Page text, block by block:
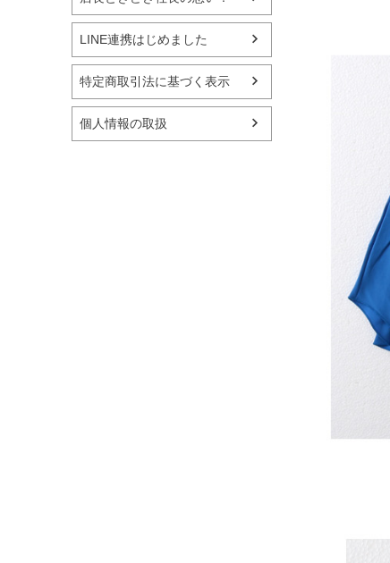
LINE連携はじめました
特定商取引法に基づく表示
個人情報の取扱